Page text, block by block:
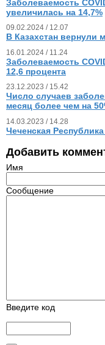
Заболеваемость
увеличилась на 14,7%
09.02.2024 / 12.07
В Казахстан вернули
16.01.2024 / 11.24
Заболеваемость
12,6 процента
23.12.2023 / 15.42
Число случаев
месяц более чем на
14.03.2023 / 14.28
Чеченская
Добавить
Имя
Сообщение
Введите код